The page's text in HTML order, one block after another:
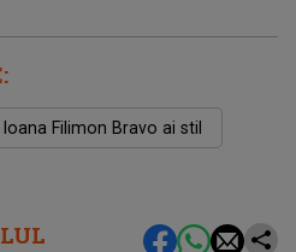
Ioana Filimon Bravo ai stil